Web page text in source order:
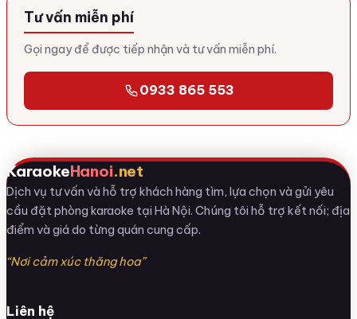
Tư vấn miễn phí
Gọi ngay để được tiếp nhận và tư vấn miễn phí.
0933 865 553
KaraokeHanoi.net
Dịch vụ tư vấn và hỗ trợ khách hàng tìm, lựa chọn và gửi yêu
cầu đặt phòng karaoke tại Hà Nội. Chúng tôi hỗ trợ kết nối; địa
điểm và giá do từng quán cung cấp.
“Nơi cảm xúc thăng hoa”
Liên hệ